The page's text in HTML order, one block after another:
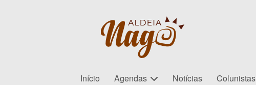
Início Agendas Notícias Colunistas